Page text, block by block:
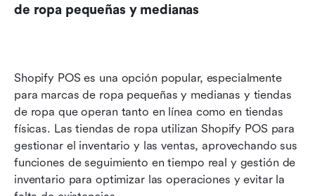
de ropa pequeñas y medianas
Shopify POS es una opción popular, especialmente
para marcas de ropa pequeñas y medianas y tiendas
de ropa que operan tanto en línea como en tiendas
físicas. Las tiendas de ropa utilizan Shopify POS para
gestionar el inventario y las ventas, aprovechando sus
funciones de seguimiento en tiempo real y gestión de
inventario para optimizar las operaciones y evitar la